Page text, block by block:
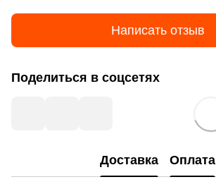
Написать отзыв
Поделиться в соцсетях
Доставка Оплата